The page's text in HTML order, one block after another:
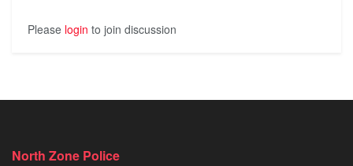
Please login to join discussion
North Zone Police